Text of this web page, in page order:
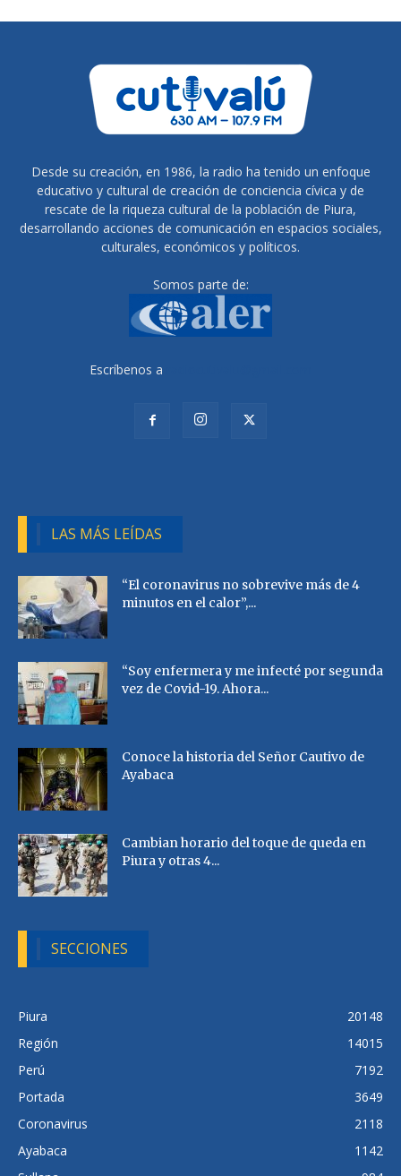
Desde su creación, en 1986, la radio ha tenido un enfoque
educativo y cultural de creación de conciencia cívica y de
rescate de la riqueza cultural de la población de Piura,
desarrollando acciones de comunicación en espacios sociales,
culturales, económicos y políticos.
Somos parte de:
Escríbenos a
LAS MÁS LEÍDAS
“El coronavirus no sobrevive más de 4
minutos en el calor”,...
“Soy enfermera y me infecté por segunda
vez de Covid-19. Ahora...
Conoce la historia del Señor Cautivo de
Ayabaca
Cambian horario del toque de queda en
Piura y otras 4...
SECCIONES
Piura
20148
Región
14015
Perú
7192
Portada
3649
Coronavirus
2118
Ayabaca
1142